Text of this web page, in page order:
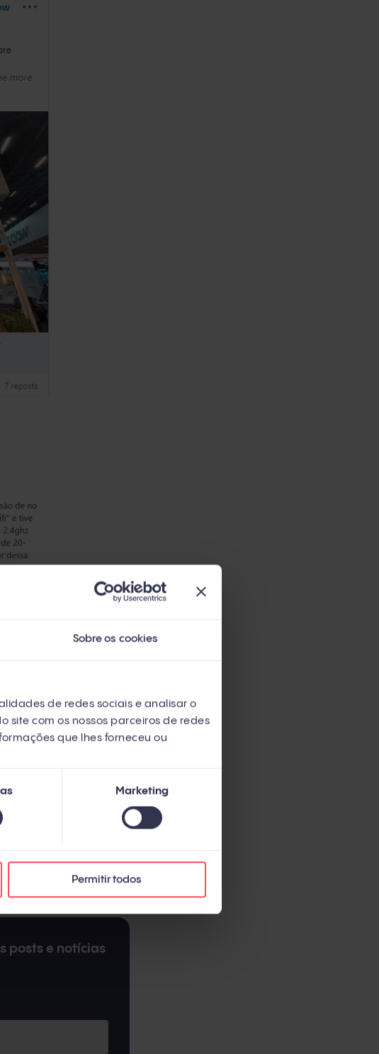
Sobre os cookies
de redes sociais e analisar o
site com os nossos parceiros de redes
que lhes forneceu ou
Marketing
Permitir todos
posts.
posts e notícias